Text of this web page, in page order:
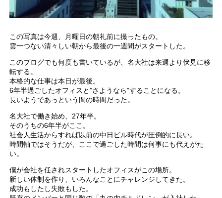
この写真は今週、月曜日の朝礼前に撮ったもの。
雲一つない清々しい朝から最後の一週間がスタートした。
このブログでも何度も書いているが、名大社は来週より伏見に移
転する。
本格的な仕事は本日が最後。
6年半過ごしたオフィスと”さようなら”することになる。
長いようであっという間の時間だった。
名大社で働き始め、27年半。
そのうちの6年半がここ。
社会人生活からすれば以前の中日ビル時代が圧倒的に長い。
時間軸ではそうだが、ここで過ごした時間は何事にも代えがた
い。
僕が会社を任されスタートしたオフィスがこの場所。
新しい体制を作り、いろんなことにチャレンジしてきた。
成功もしたし失敗もした。